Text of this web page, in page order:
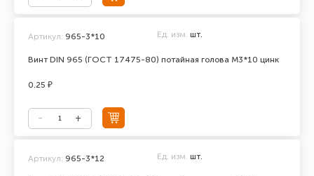
Винт DIN 965 (ГОСТ 17475-80) потайная голова М3*10 цинк
Артикул: 965-3*10 Ед. изм. шт.
0.25 ₽
Артикул: 965-3*12 Ед. изм. шт.